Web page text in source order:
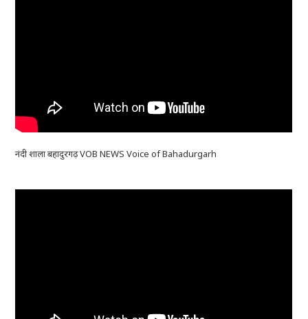
नंदी शाला बहादुरगढ़ VOB NEWS Voice of Bahadurgarh